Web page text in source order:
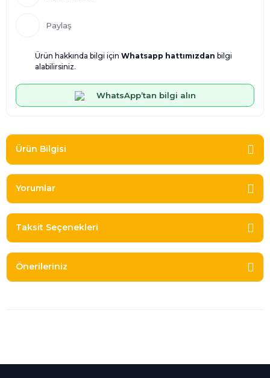
Paylaş
Ürün hakkında bilgi için Whatsapp hattımızdan bilgi
alabilirsiniz.
WhatsApp’tan bilgi alın
Ürün Bilgisi
Yorumlar
Taksit Seçenekleri
Önerileriniz
Alışveriş